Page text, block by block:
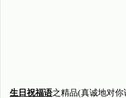
生日祝福语之精品(真诚地对